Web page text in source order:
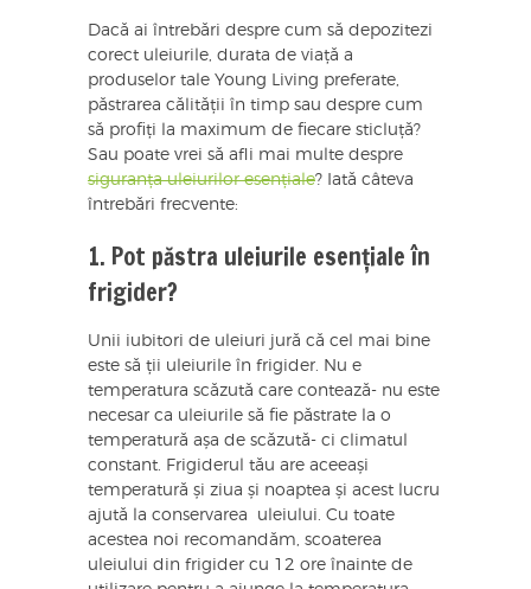
Dacă ai întrebări despre cum să depozitezi
corect uleiurile, durata de viață a
produselor tale Young Living preferate,
păstrarea călității în timp sau despre cum
să profiți la maximum de fiecare sticluță?
Sau poate vrei să afli mai multe despre
siguranța uleiurilor esențiale? Iată câteva
întrebări frecvente:
1. Pot păstra uleiurile esențiale în
frigider?
Unii iubitori de uleiuri jură că cel mai bine
este să ții uleiurile în frigider. Nu e
temperatura scăzută care contează- nu este
necesar ca uleiurile să fie păstrate la o
temperatură așa de scăzută- ci climatul
constant. Frigiderul tău are aceeași
temperatură și ziua și noaptea și acest lucru
ajută la conservarea uleiului. Cu toate
acestea noi recomandăm, scoaterea
uleiului din frigider cu 12 ore înainte de